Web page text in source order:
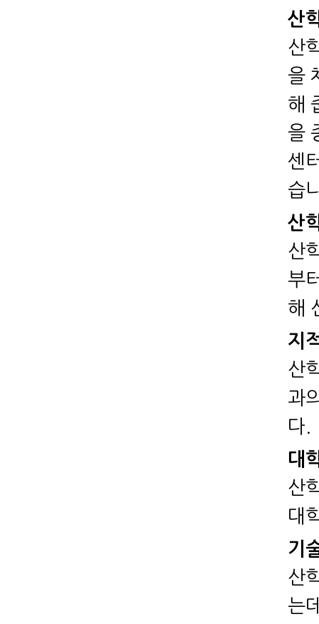
산
산
을
해
을
센
습
산
산
부
해
지
산
과
다.
대
산
대
기
산
는